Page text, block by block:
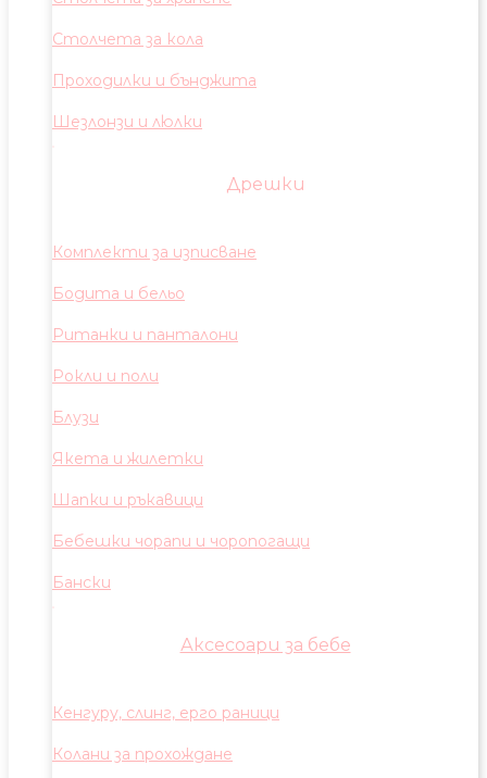
Столчета за кола
Проходилки и бънджита
Шезлонзи и люлки
Дрешки
Комплекти за изписване
Бодита и бельо
Ританки и панталони
Рокли и поли
Блузи
Якета и жилетки
Шапки и ръкавици
Бебешки чорапи и чоропогащи
Бански
Аксесоари за бебе
Кенгуру, слинг, ерго раници
Колани за прохождане